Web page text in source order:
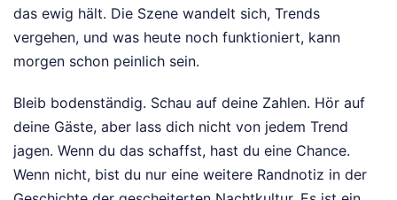
das ewig hält. Die Szene wandelt sich, Trends
vergehen, und was heute noch funktioniert, kann
morgen schon peinlich sein.
Bleib bodenständig. Schau auf deine Zahlen. Hör auf
deine Gäste, aber lass dich nicht von jedem Trend
jagen. Wenn du das schaffst, hast du eine Chance.
Wenn nicht, bist du nur eine weitere Randnotiz in der